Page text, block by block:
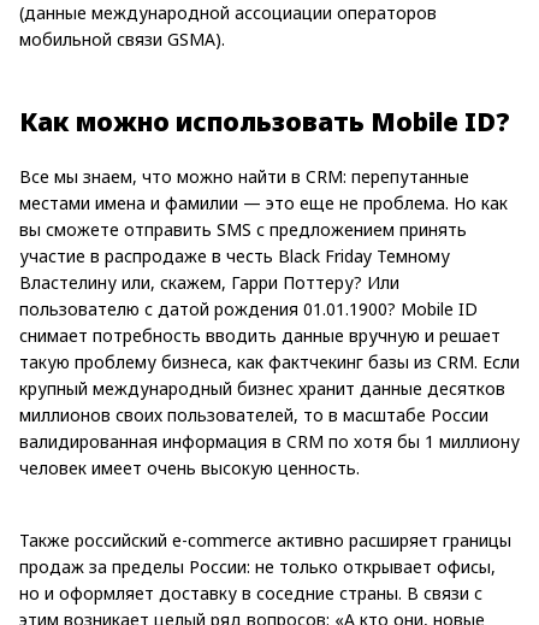
(данные международной ассоциации операторов
мобильной связи GSMA).
Как можно использовать Mobile ID?
Все мы знаем, что можно найти в CRM: перепутанные
местами имена и фамилии — это еще не проблема. Но как
вы сможете отправить SMS с предложением принять
участие в распродаже в честь Black Friday Темному
Властелину или, скажем, Гарри Поттеру? Или
пользователю с датой рождения 01.01.1900? Mobile ID
снимает потребность вводить данные вручную и решает
такую проблему бизнеса, как фактчекинг базы из CRM. Если
крупный международный бизнес хранит данные десятков
миллионов своих пользователей, то в масштабе России
валидированная информация в CRM по хотя бы 1 миллиону
человек имеет очень высокую ценность.
Также российский e-commerce активно расширяет границы
продаж за пределы России: не только открывает офисы,
но и оформляет доставку в соседние страны. В связи с
этим возникает целый ряд вопросов: «А кто они, новые